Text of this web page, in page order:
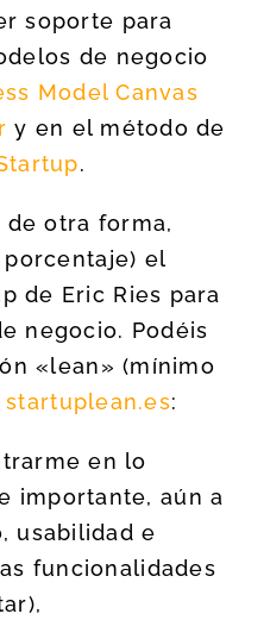
soporte para
de negocio
Model Canvas
y en el método de
.
de otra forma,
el
de Eric Ries para
negocio. Podéis
«lean» (mínimo
startuplean.es:
en lo
importante, aún a
usabilidad e
funcionalidades